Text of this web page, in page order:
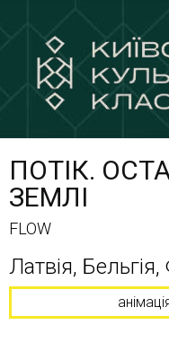
ПОТІК.
ЗЕМЛІ
FLOW
Латвія,